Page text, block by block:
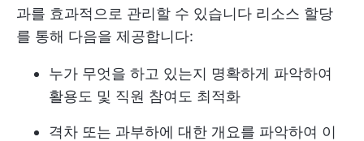
과를 효과적으로 관리할 수 있습니다 리소스 할당
를 통해 다음을 제공합니다:
누가 무엇을 하고 있는지 명확하게 파악하여
활용도 및 직원 참여도 최적화
격차 또는 과부하에 대한 개요를 파악하여 이